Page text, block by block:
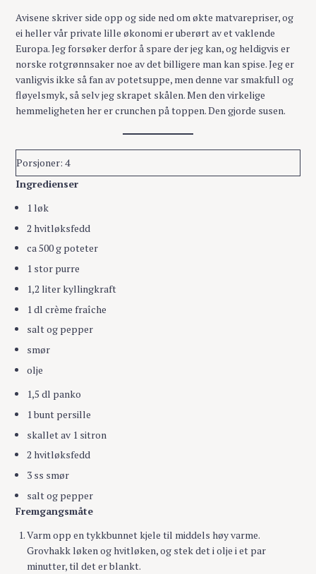
Avisene skriver side opp og side ned om økte matvarepriser, og
ei heller vår private lille økonomi er uberørt av et vaklende
Europa. Jeg forsøker derfor å spare der jeg kan, og heldigvis er
norske rotgrønnsaker noe av det billigere man kan spise. Jeg er
vanligvis ikke så fan av potetsuppe, men denne var smakfull og
fløyelsmyk, så selv jeg skrapet skålen. Men den virkelige
hemmeligheten her er crunchen på toppen. Den gjorde susen.
Porsjoner: 4
Ingredienser
1 løk
2 hvitløksfedd
ca 500 g poteter
1 stor purre
1,2 liter kyllingkraft
1 dl crème fraîche
salt og pepper
smør
olje
1,5 dl panko
1 bunt persille
skallet av 1 sitron
2 hvitløksfedd
3 ss smør
salt og pepper
Fremgangsmåte
Varm opp en tykkbunnet kjele til middels høy varme.
Grovhakk løken og hvitløken, og stek det i olje i et par
minutter, til det er blankt.